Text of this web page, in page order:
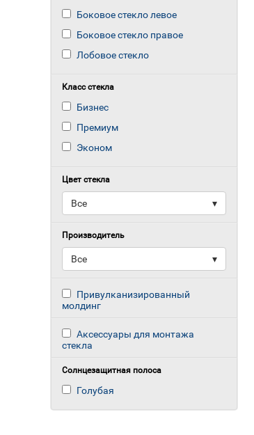
Боковое стекло левое
Боковое стекло правое
Лобовое стекло
Класс стекла
Бизнес
Премиум
Эконом
Цвет стекла
▾
Все
Производитель
▾
Все
Привулканизированный
молдинг
Аксессуары для монтажа
стекла
Солнцезащитная полоса
Голубая